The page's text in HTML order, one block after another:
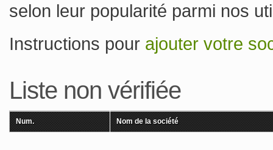
selon leur popularité parmi nos
Instructions pour ajouter votre
Liste non vérifiée
Num. Nom de la société